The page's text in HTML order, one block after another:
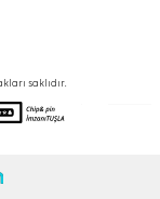
saklıdır.